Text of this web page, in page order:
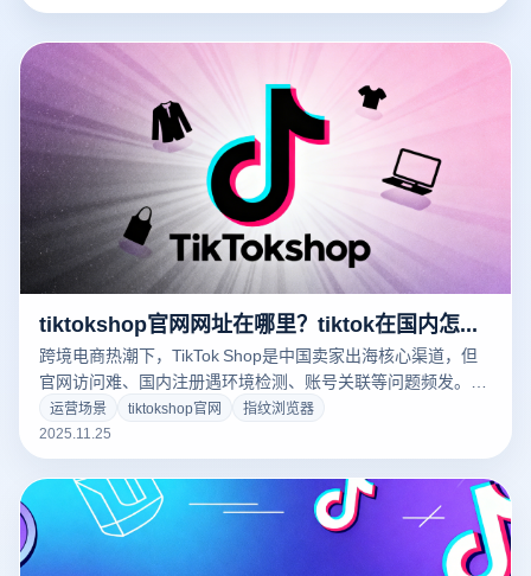
tiktokshop官网网址在哪里？tiktok在国内怎么注册账号？
跨境电商热潮下，TikTok Shop是中国卖家出海核心渠道，但
官网访问难、国内注册遇环境检测、账号关联等问题频发。云
登电商浏览器凭借多开浏览器、指纹隔离等核心功能，为卖家
提供安全稳定的官网访问与账号注册解决方案，轻松破解出海
难题！
运营场景 tiktokshop官网
指纹浏览器
2025.11.25